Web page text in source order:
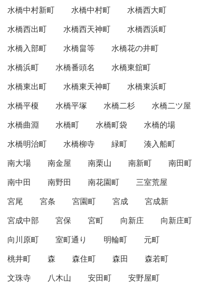
水橋中村新町
水橋中村町
水橋西大町
水橋西出町
水橋西天神町
水橋西浜町
水橋入部町
水橋畠等
水橋花の井町
水橋浜町
水橋番頭名
水橋東舘町
水橋東出町
水橋東天神町
水橋東浜町
水橋平榎
水橋平塚 水橋二杉
水橋二ツ屋
水橋曲淵
水橋町 水橋町袋
水橋的場
水橋明治町
水橋柳寺 緑町
湊入船町
南大場
南金屋 南栗山 南新町
南田町
南中田
南野田 南花園町
三室荒屋
宮尾
宮条 宮園町 宮成
宮成新
宮成中部
宮保 宮町 向新庄
向新庄町
向川原町
室町通り 明輪町
元町
桃井町
森 森住町 森田
森若町
文珠寺
八木山 安田町 安野屋町